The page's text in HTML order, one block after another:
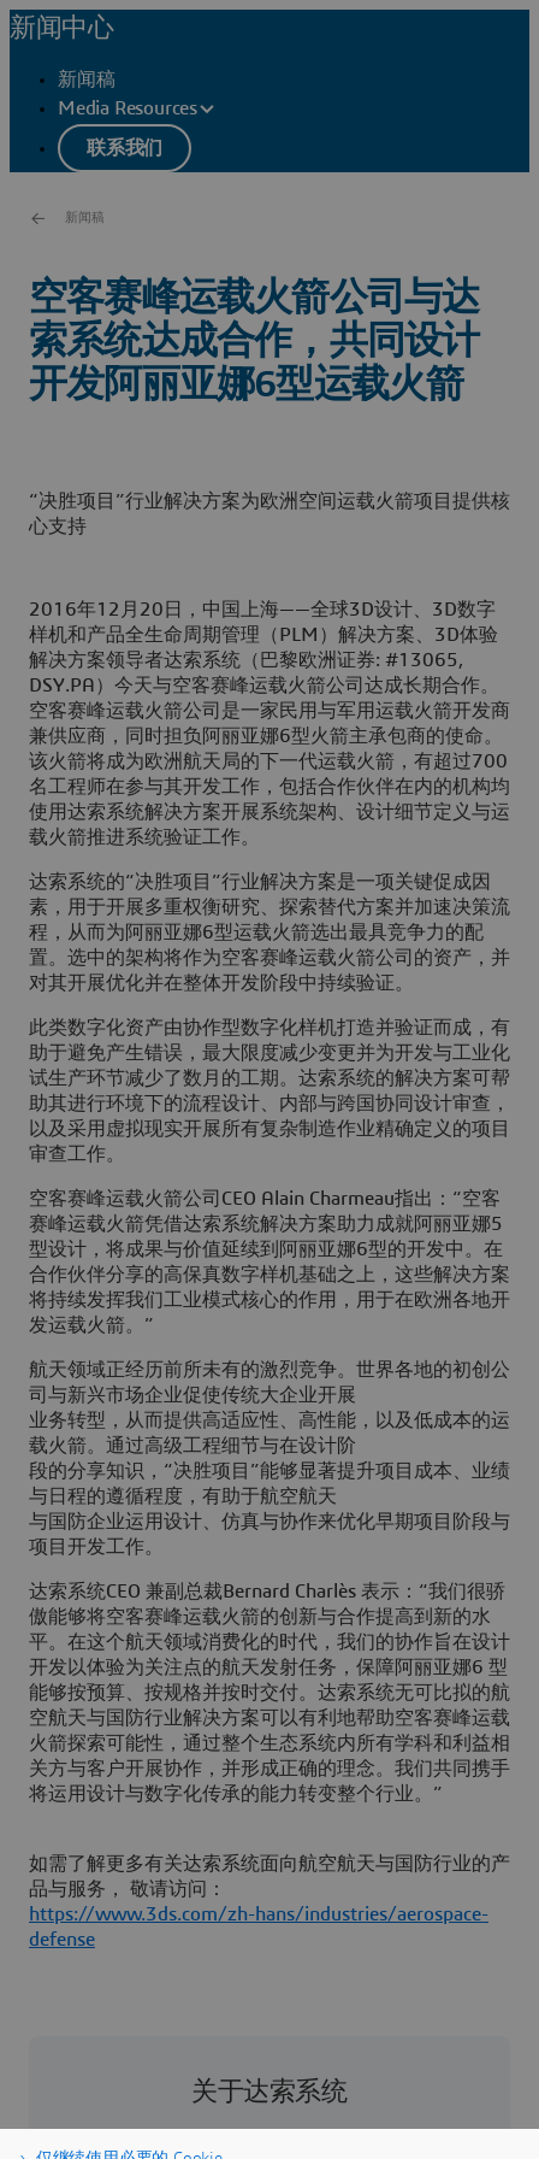
新闻中心
新闻稿
Media Resources
联系我们
新闻稿
空客赛峰运载火箭公司与达
索系统达成合作，共同设计
开发阿丽亚娜6型运载火箭
“决胜项目”行业解决方案为欧洲空间运载火箭项目提供核
心支持
2016年12月20日，中国上海——全球3D设计、3D数字
样机和产品全生命周期管理（PLM）解决方案、3D体验
解决方案领导者达索系统（巴黎欧洲证券: #13065,
DSY.PA）今天与空客赛峰运载火箭公司达成长期合作。
空客赛峰运载火箭公司是一家民用与军用运载火箭开发商
兼供应商，同时担负阿丽亚娜6型火箭主承包商的使命。
该火箭将成为欧洲航天局的下一代运载火箭，有超过700
名工程师在参与其开发工作，包括合作伙伴在内的机构均
使用达索系统解决方案开展系统架构、设计细节定义与运
载火箭推进系统验证工作。
达索系统的“决胜项目”行业解决方案是一项关键促成因
素，用于开展多重权衡研究、探索替代方案并加速决策流
程，从而为阿丽亚娜6型运载火箭选出最具竞争力的配
置。选中的架构将作为空客赛峰运载火箭公司的资产，并
对其开展优化并在整体开发阶段中持续验证。
此类数字化资产由协作型数字化样机打造并验证而成，有
助于避免产生错误，最大限度减少变更并为开发与工业化
试生产环节减少了数月的工期。达索系统的解决方案可帮
助其进行环境下的流程设计、内部与跨国协同设计审查，
以及采用虚拟现实开展所有复杂制造作业精确定义的项目
审查工作。
空客赛峰运载火箭公司CEO Alain Charmeau指出：“空客
赛峰运载火箭凭借达索系统解决方案助力成就阿丽亚娜5
型设计，将成果与价值延续到阿丽亚娜6型的开发中。在
合作伙伴分享的高保真数字样机基础之上，这些解决方案
将持续发挥我们工业模式核心的作用，用于在欧洲各地开
发运载火箭。”
航天领域正经历前所未有的激烈竞争。世界各地的初创公
司与新兴市场企业促使传统大企业开展
业务转型，从而提供高适应性、高性能，以及低成本的运
载火箭。通过高级工程细节与在设计阶
段的分享知识，“决胜项目”能够显著提升项目成本、业绩
与日程的遵循程度，有助于航空航天
与国防企业运用设计、仿真与协作来优化早期项目阶段与
项目开发工作。
达索系统CEO 兼副总裁Bernard Charlès 表示：“我们很骄
傲能够将空客赛峰运载火箭的创新与合作提高到新的水
平。在这个航天领域消费化的时代，我们的协作旨在设计
开发以体验为关注点的航天发射任务，保障阿丽亚娜6 型
能够按预算、按规格并按时交付。达索系统无可比拟的航
空航天与国防行业解决方案可以有利地帮助空客赛峰运载
火箭探索可能性，通过整个生态系统内所有学科和利益相
关方与客户开展协作，并形成正确的理念。我们共同携手
将运用设计与数字化传承的能力转变整个行业。”
如需了解更多有关达索系统面向航空航天与国防行业的产
品与服务， 敬请访问：
https://www.3ds.com/zh-hans/industries/aerospace-
defense
关于达索系统